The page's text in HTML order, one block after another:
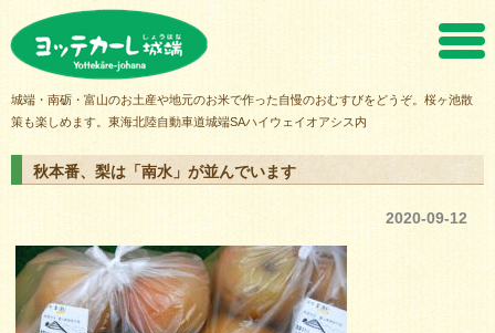
城端・南砺・富山のお土産や地元のお米で作った自慢のおむすびをどうぞ。桜ヶ池散
策も楽しめます。東海北陸自動車道城端SAハイウェイオアシス内
秋本番、梨は「南水」が並んでいます
2020-09-12